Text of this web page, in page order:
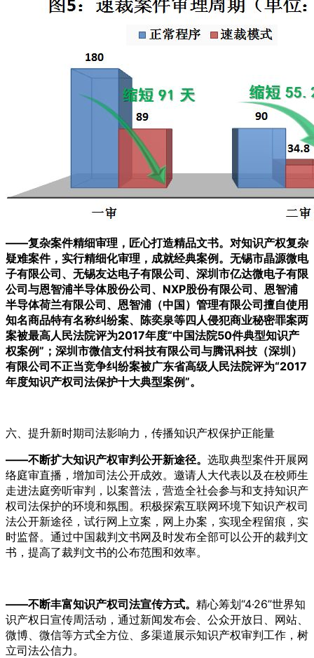
——复杂案件精细审理，匠心打造精品文书。对知识产权复杂
疑难案件，实行精细化审理，成就经典案例。无锡市晶源微电
子有限公司、无锡友达电子有限公司、深圳市亿达微电子有限
公司与恩智浦半导体股份公司、NXP股份有限公司、恩智浦
半导体荷兰有限公司、恩智浦（中国）管理有限公司擅自使用
知名商品特有名称纠纷案、陈奕泉等四人侵犯商业秘密罪案两
案被最高人民法院评为2017年度“中国法院50件典型知识产
权案例”；深圳市微信支付科技有限公司与腾讯科技（深圳）
有限公司不正当竞争纠纷案被广东省高级人民法院评为“2017
年度知识产权司法保护十大典型案例”。
六、提升新时期司法影响力，传播知识产权保护正能量
——不断扩大知识产权审判公开新途径。 选取典型案件开展网
络庭审直播，增加司法公开成效。邀请人大代表以及在校师生
走进法庭旁听审判，以案普法，营造全社会参与和支持知识产
权司法保护的环境和氛围。积极探索互联网环境下知识产权司
法公开新途径，试行网上立案，网上办案，实现全程留痕，实
时监督。通过中国裁判文书网及时发布全部可以公开的裁判文
书，提高了裁判文书的公布范围和效率。
——不断丰富知识产权司法宣传方式。 精心筹划“4·26”世界知
识产权日宣传周活动，通过新闻发布会、公众开放日、网站、
微博、微信等方式全方位、多渠道展示知识产权审判工作，树
立司法公信力。